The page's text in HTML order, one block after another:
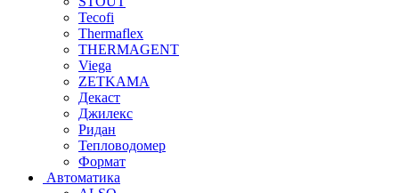
Tecofi
Thermaflex
THERMAGENT
Viega
ZETKAMA
Декаст
Джилекс
Ридан
Тепловодомер
Формат
Автоматика